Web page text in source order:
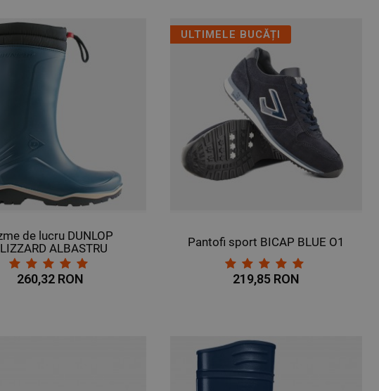
de lucru DUNLOP
ALBASTRU
260,32 RON
ULTIMELE BUCĂȚI
Pantofi sport BICAP BLUE O1
219,85 RON